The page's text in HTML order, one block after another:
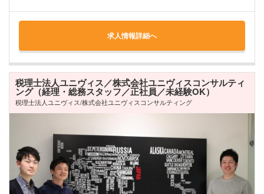
求人情報詳細へ
税理士法人ユニヴィス／株式会社ユニヴィスコンサルティ
ング（経理・総務スタッフ／正社員／未経験OK）
税理士法人ユニヴィス/株式会社ユニヴィスコンサルティング